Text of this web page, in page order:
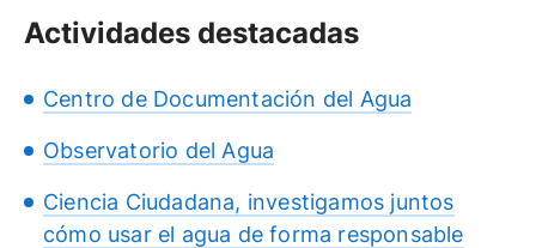
Actividades destacadas
Centro de Documentación del Agua
Observatorio del Agua
Ciencia Ciudadana, investigamos juntos
cómo usar el agua de forma responsable